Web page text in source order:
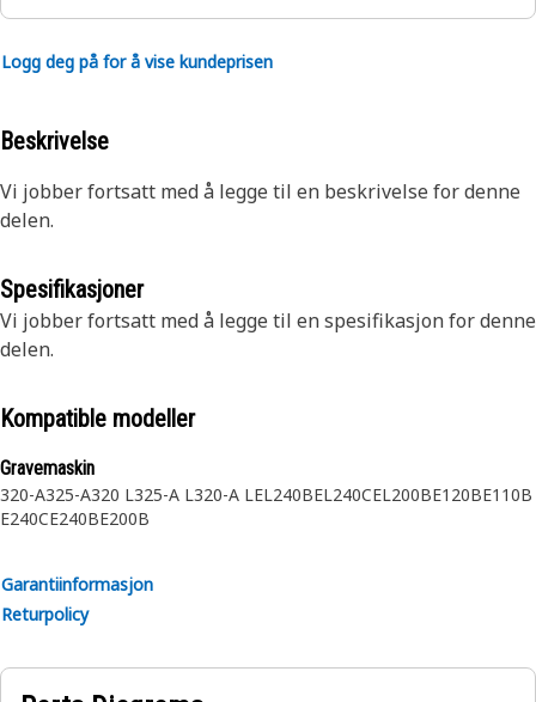
Logg deg på for å vise kundeprisen
Beskrivelse
Vi jobber fortsatt med å legge til en beskrivelse for denne
delen.
Spesifikasjoner
Vi jobber fortsatt med å legge til en spesifikasjon for denne
delen.
Kompatible modeller
Gravemaskin
320-A325-A320 L325-A L320-A LEL240BEL240CEL200BE120BE110B
E240CE240BE200B
Garantiinformasjon
Returpolicy